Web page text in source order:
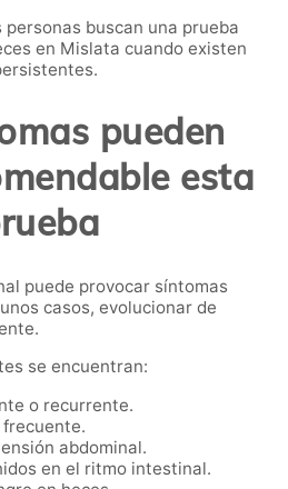
personas buscan una prueba
en Mislata cuando existen
pueden
esta
puede provocar síntomas
casos, evolucionar de
se encuentran:
o recurrente.
abdominal.
en el ritmo intestinal.